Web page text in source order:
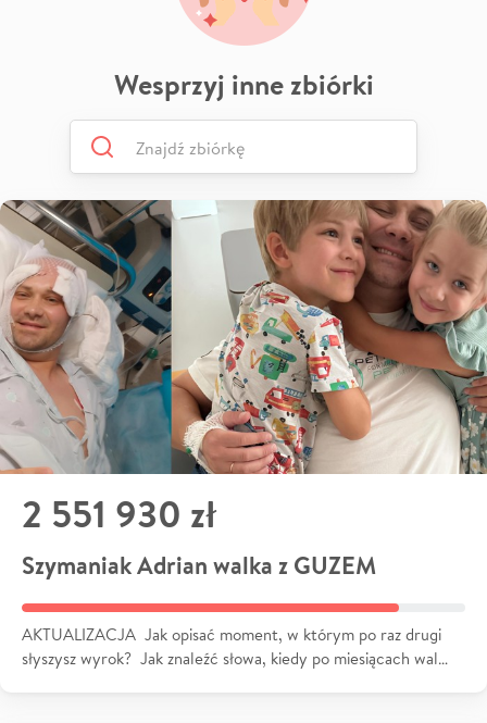
Wesprzyj inne zbiórki
2 551 930 zł
Szymaniak Adrian walka z GUZEM
AKTUALIZACJA Jak opisać moment, w którym po raz drugi
słyszysz wyrok? Jak znaleźć słowa, kiedy po miesiącach wal…